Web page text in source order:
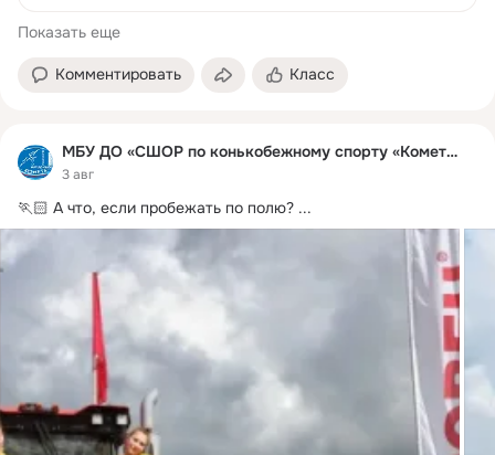
Показать еще
Комментировать Класс
МБУ ДО «СШОР по конькобежному спорту «Комета»
3 авг
🏃🏻 А что, если пробежать по полю? ...